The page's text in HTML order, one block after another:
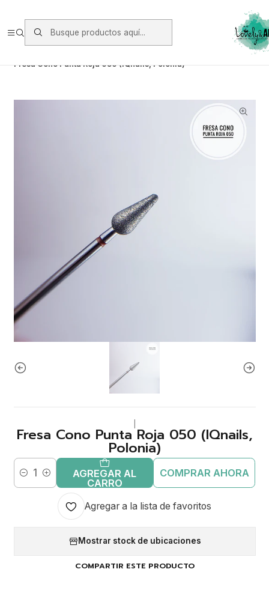
https://www.starken.cl/
Fresa Cono Punta Roja 050 (IQnails, Polonia)
Fresa Cono Punta Roja 050 (IQnails,
Polonia)
Cantidad
AGREGAR AL
CARRO
COMPRAR AHORA
Agregar a la lista de favoritos
Mostrar stock de ubicaciones
COMPARTIR ESTE PRODUCTO